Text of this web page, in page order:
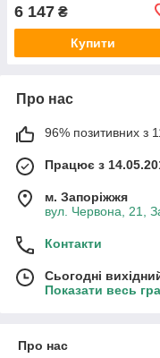
6 147 ₴
Купити
Про нас
96% позитивних з
Працює з
м. Запоріжжя
вул. Червона, 21,
Контакти
Сьогодні
Показати весь
Про нас